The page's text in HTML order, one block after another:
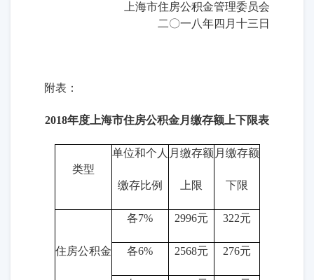
上海市住房公积金管理委员会
二〇一八年四月十三日
附表：
2018年度上海市住房公积金月缴存额上下限表
类型
单位和个人
缴存比例
月缴存额
上限
月缴存额
下限
住房公积金
各7% 2996元 322元
各6% 2568元 276元